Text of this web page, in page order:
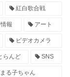
紅白歌合戦
報 アート
ビデオカメラ
らんど SNS
る子ちゃん